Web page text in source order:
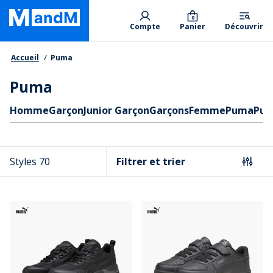
Skip
main
content
Primary departments
Compte Panier
0
Découvrir
Fil d'Ariane
Accueil Puma
Puma
Liens rapides
HommeGarçonJunior GarçonGarçonsFemmePuma
Styles 70 Filtrer et trier